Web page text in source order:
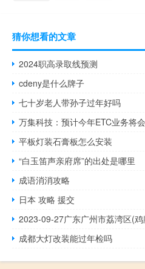
猜你想看的文章
2024职高录取线预测
cdeny是什么牌子
七十岁老人带孙子过年好吗
万集科技：预计今年ETC业务将
平板灯装石膏板怎么安装
“白玉笛声亲府席”的出处是哪里
成语消消攻略
日本 攻略 援交
2023-09-27广东广州市荔湾区(
成都大灯改装能过年检吗